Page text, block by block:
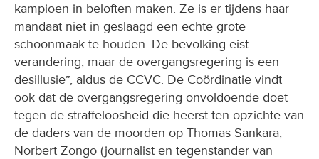
kampioen in beloften maken. Ze is er tijdens haar
mandaat niet in geslaagd een echte grote
schoonmaak te houden. De bevolking eist
verandering, maar de overgangsregering is een
desillusie”, aldus de CCVC. De Coördinatie vindt
ook dat de overgangsregering onvoldoende doet
tegen de straffeloosheid die heerst ten opzichte van
de daders van de moorden op Thomas Sankara,
Norbert Zongo (journalist en tegenstander van